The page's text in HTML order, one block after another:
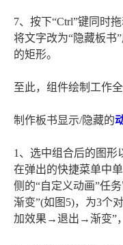
7、按下“Ctrl”键同时
将文字改为“隐藏板书
的矩形。
至此，组件绘制工作全
制作板书显示/隐藏的
1、选中组合后的图形
在弹出的快捷菜单中
侧的“自定义动画”任
渐变”(如图5)，为3个
加效果→退出→渐变”